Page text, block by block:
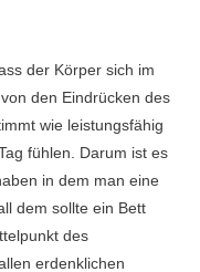
der Körper sich im
den Eindrücken des
wie leistungsfähig
fühlen. Darum ist es
in dem man eine
dem sollte ein Bett
des
erdenklichen